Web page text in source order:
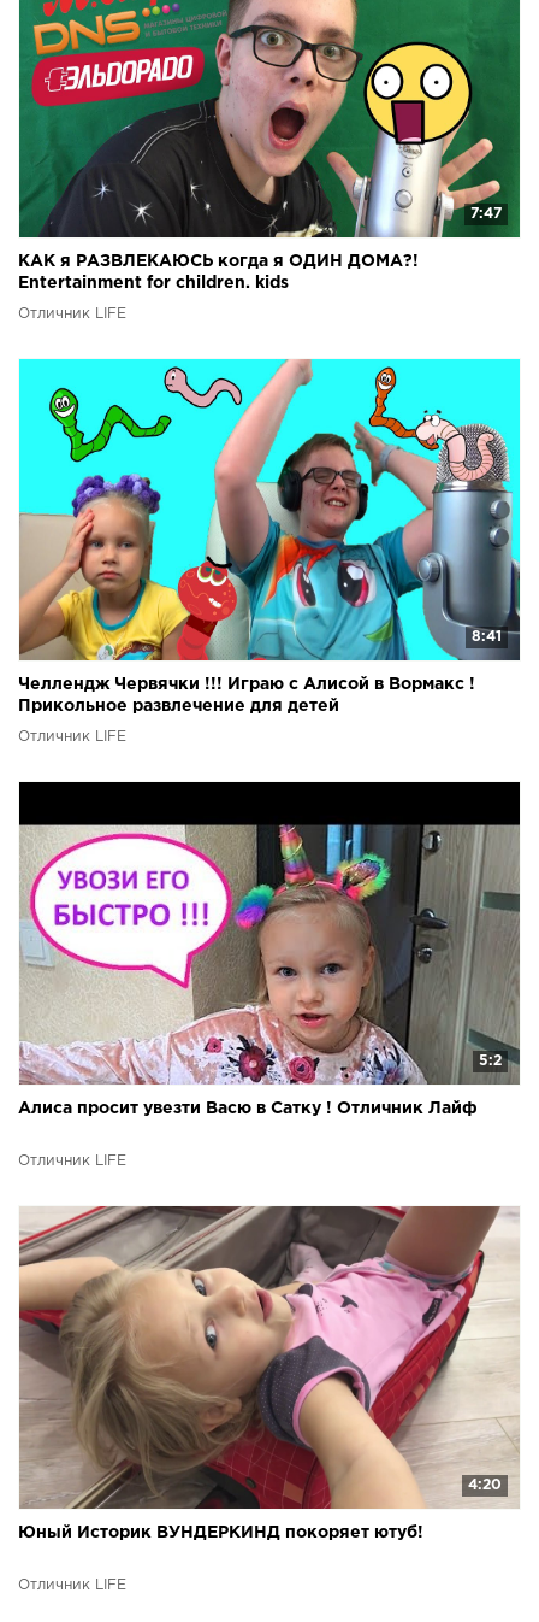
7:47
КАК я РАЗВЛЕКАЮСЬ когда я ОДИН ДОМА?!
Entertainment for children. kids
Отличник LIFE
8:41
Челлендж Червячки !!! Играю с Алисой в Вормакс !
Прикольное развлечение для детей
Отличник LIFE
5:2
Алиса просит увезти Васю в Сатку ! Отличник Лайф
Отличник LIFE
4:20
Юный Историк ВУНДЕРКИНД покоряет ютуб!
Отличник LIFE